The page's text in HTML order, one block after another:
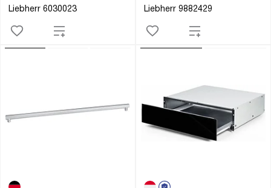
Liebherr 6030023 Liebherr 9882429